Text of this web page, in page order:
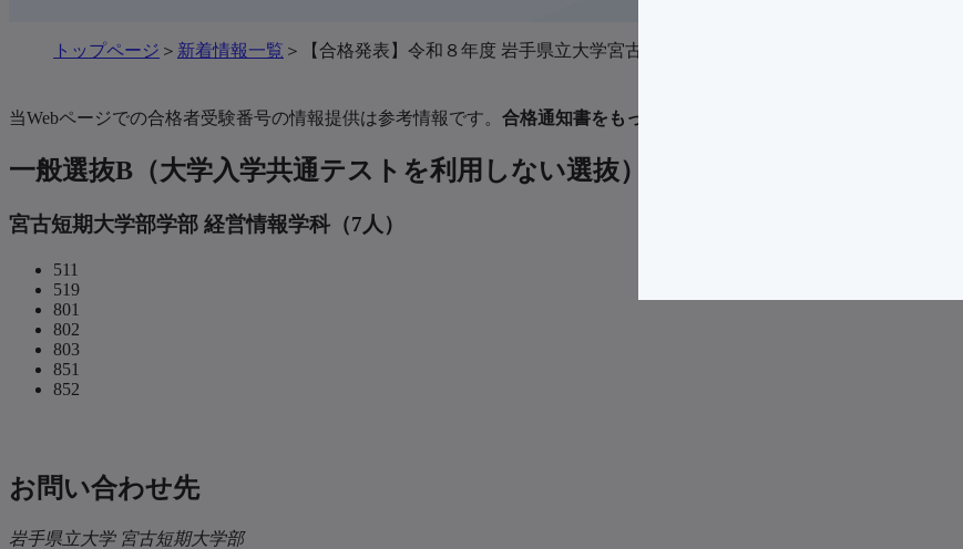
トップページ 新着情報一覧 【合格発表】令和８年度 岩手県立大学宮古短期大学部 入学者選抜 合格者受験番号表
当Webページでの合格者受験番号の情報提供は参考情報です。 合格通知書をもって正式な発表とします。
一般選抜B（大学入学共通テストを利用しない選抜）令和8年2月17日実施
宮古短期大学部学部 経営情報学科（7人）
511
519
801
802
803
851
852
お問い合わせ先
岩手県立大学 宮古短期大学部